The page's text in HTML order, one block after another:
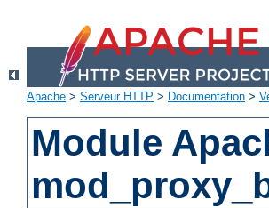
Apache > Serveur HTTP > Documentation >
Module